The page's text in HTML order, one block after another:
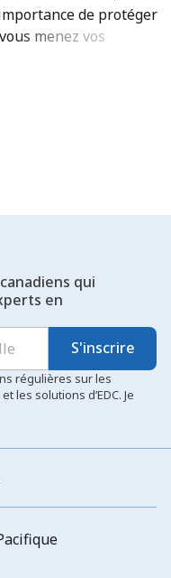
de protéger
menez vos
qui
en
S'inscrire
régulières sur les
les solutions d’EDC. Je